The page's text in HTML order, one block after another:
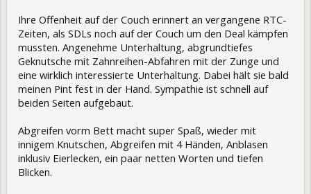
Ihre Offenheit auf der Couch erinnert an vergangene RTC-
Zeiten, als SDLs noch auf der Couch um den Deal kämpfen
mussten. Angenehme Unterhaltung, abgrundtiefes
Geknutsche mit Zahnreihen-Abfahren mit der Zunge und
eine wirklich interessierte Unterhaltung. Dabei hält sie bald
meinen Pint fest in der Hand. Sympathie ist schnell auf
beiden Seiten aufgebaut.
Abgreifen vorm Bett macht super Spaß, wieder mit
innigem Knutschen, Abgreifen mit 4 Händen, Anblasen
inklusiv Eierlecken, ein paar netten Worten und tiefen
Blicken.